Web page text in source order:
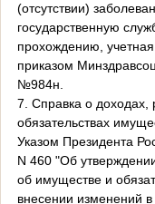
(отсутствии)
государственную
прохождению,
приказом
№984н.
7. Справка о доходах,
обязательствах
Указом Президента
N 460 "Об
об имуществе и
внесении изменений